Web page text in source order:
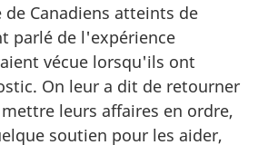
Canadiens atteints de
parlé de l'expérience
vécue lorsqu'ils ont
On leur a dit de retourner
leurs affaires en ordre,
soutien pour les aider,